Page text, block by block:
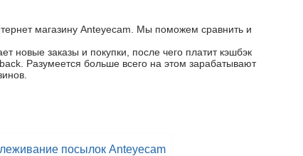
магазину Anteyecam. Мы поможем сравнить и
новые заказы и покупки, после чего платит кэшбэк
Разумеется больше всего на этом зарабатывают
посылок Anteyecam